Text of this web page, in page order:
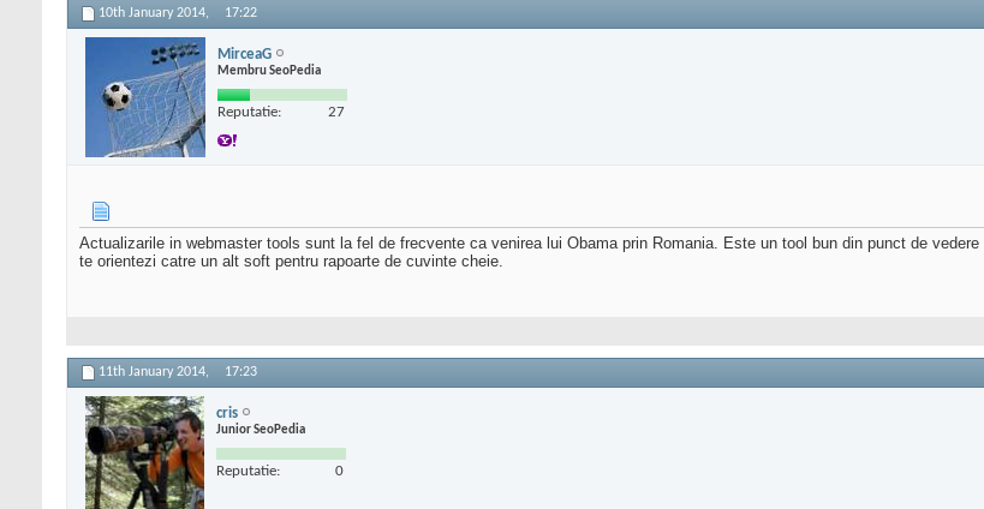
10th January 2014, 17:22
MirceaG
Membru SeoPedia
Reputatie: 27
Actualizarile in webmaster tools sunt la fel de frecvente ca venirea lui Obama prin Romania. Este un tool bun din punct de
te orientezi catre un alt soft pentru rapoarte de cuvinte cheie.
11th January 2014, 17:23
cris
Junior SeoPedia
Reputatie: 0